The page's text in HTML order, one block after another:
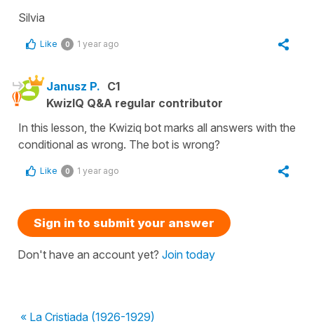
Silvia
Like 0 1 year ago
Janusz P. C1
KwizIQ Q&A regular contributor
In this lesson, the Kwiziq bot marks all answers with the
conditional as wrong. The bot is wrong?
Like 0 1 year ago
Sign in to submit your answer
Don't have an account yet? Join today
« La Cristiada (1926-1929)